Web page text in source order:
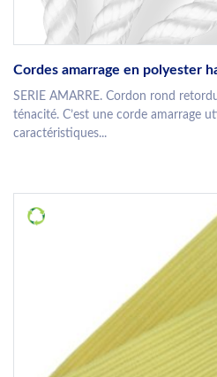
Cordes amarrage en polyester
SERIE AMARRE. Cordon rond
ténacité. C’est une corde amarrage
caractéristiques...